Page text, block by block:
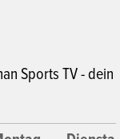
Sports TV - dein